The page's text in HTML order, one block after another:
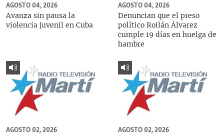
AGOSTO 04, 2026
Avanza sin pausa la
violencia juvenil en Cuba
AGOSTO 04, 2026
Denuncian que el preso
político Roilán Álvarez
cumple 19 días en huelga de
hambre
AGOSTO 02, 2026
AGOSTO 02, 2026